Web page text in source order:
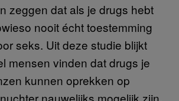
zeggen dat als je drugs hebt
nooit écht toestemming
seks. Uit deze studie blijkt
mensen vinden dat drugs je
kunnen oprekken op
nauwelijks mogelijk zijn.